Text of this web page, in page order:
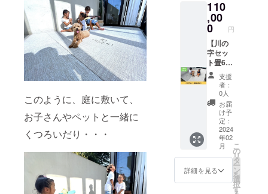
このように、庭に敷いて、
お子さんやペットと一緒に
くつろいだり・・・
だけま
す ※送
料込み
のお値
段で
す。
Enjoy-
畳1枚
(0.5
帖)3kg
素材：
樹脂 サ
イズ：
900mm
×900m
m×30m
m カ
ラー：
26色か
らお選
びいた
だけま
す ※送
料込み
のお値
110
,00
0 円
【川の
字セッ
ト畳6枚
(3帖
分)】
「縁畳-
Enjoy-
」川の
字セッ
トをお
届けし
ます。
テント
にも
ちょう
支援
者：
0人
お届
け予
定：
2024
年02
月
詳細を見る
こ
の
リ
タ
ー
ン
を
選
択
す